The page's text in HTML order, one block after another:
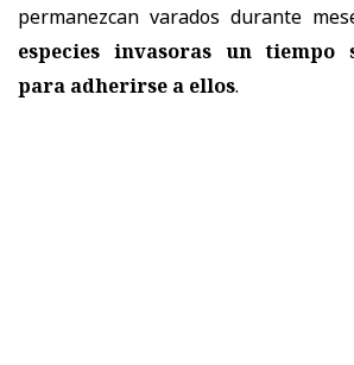
permanezcan varados durante
especies invasoras un tiempo
para adherirse a ellos.